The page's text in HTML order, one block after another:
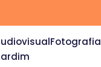
Fotografia